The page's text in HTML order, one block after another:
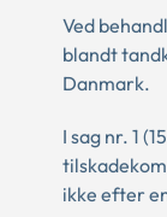
Ved
blandt
Danmark.
I sag nr. 1
ikke efter